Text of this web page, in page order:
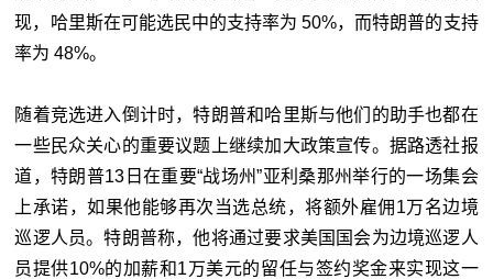
现，哈里斯在可能选民中的支持率为 50%，而特朗普的支持
率为 48%。
随着竞选进入倒计时，特朗普和哈里斯与他们的助手也都在
一些民众关心的重要议题上继续加大政策宣传。据路透社报
道，特朗普13日在重要“战场州”亚利桑那州举行的一场集会
上承诺，如果他能够再次当选总统，将额外雇佣1万名边境
巡逻人员。特朗普称，他将通过要求美国国会为边境巡逻人
员提供10%的加薪和1万美元的留任与签约奖金来实现这一